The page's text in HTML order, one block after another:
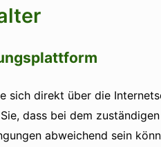
sich direkt über die
dass bei dem
abweichend sein